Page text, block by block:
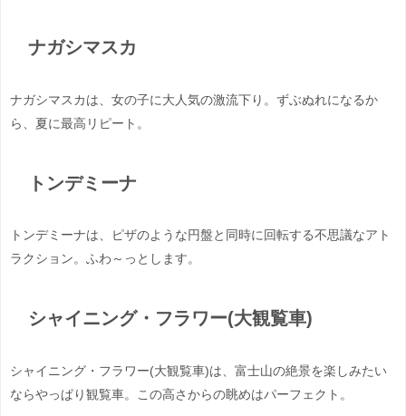
ナガシマスカ
ナガシマスカは、女の子に大人気の激流下り。ずぶぬれになるか
ら、夏に最高リピート。
トンデミーナ
トンデミーナは、ピザのような円盤と同時に回転する不思議なアト
ラクション。ふわ～っとします。
シャイニング・フラワー(大観覧車)
シャイニング・フラワー(大観覧車)は、富士山の絶景を楽しみたい
ならやっぱり観覧車。この高さからの眺めはパーフェクト。